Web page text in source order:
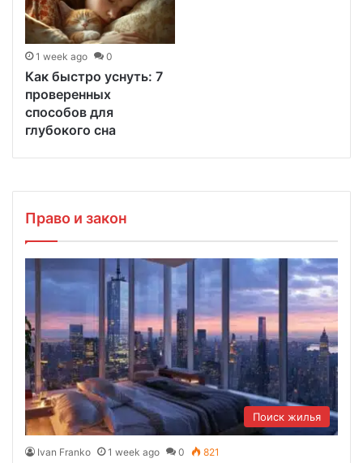
1 week ago 0
Как быстро уснуть: 7
проверенных
способов для
глубокого сна
Право и закон
Поиск жилья
Ivan Franko 1 week ago 0 821